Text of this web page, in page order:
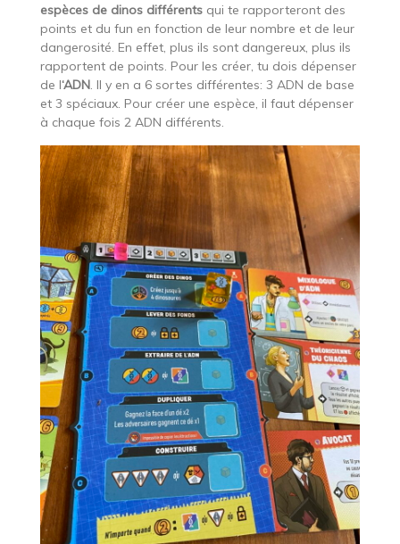
espèces de dinos différents qui te rapporteront des
points et du fun en fonction de leur nombre et de leur
dangerosité. En effet, plus ils sont dangereux, plus ils
rapportent de points. Pour les créer, tu dois dépenser
de l‘ADN. Il y en a 6 sortes différentes: 3 ADN de base
et 3 spéciaux. Pour créer une espèce, il faut dépenser
à chaque fois 2 ADN différents.